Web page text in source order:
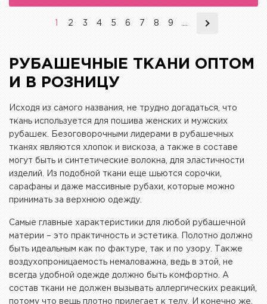
2 3 4 5 6 7 8 9
РУБАШЕЧНЫЕ ТКАНИ ОПТОМ
И В РОЗНИЦУ
Исходя из самого названия, не трудно догадаться, что
ткань используется для пошива женских и мужских
рубашек. Безоговорочными лидерами в рубашечных
тканях являются хлопок и вискоза, а также в составе
могут быть и синтетические волокна, для эластичности
изделий. Из подобной ткани еще шьются сорочки,
сарафаны и даже массивные рубахи, которые можно
принимать за верхнюю одежду.
Самые главные характеристики для любой рубашечной
материи – это практичность и эстетика. Полотно должно
быть идеальным как по фактуре, так и по узору. Также
воздухопроницаемость немаловажна, ведь в этой, не
всегда удобной одежде должно быть комфортно. А
состав ткани не должен вызывать аллергических реакций,
потому что вещь плотно прилегает к телу. И конечно же,